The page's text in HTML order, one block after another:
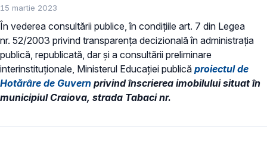
15 martie 2023
În vederea consultării publice, în condiţiile art. 7 din Legea
nr. 52/2003 privind transparenţa decizională în administraţia
publică, republicată, dar și a consultării preliminare
interinstituționale, Ministerul Educaţiei publică proiectul de
Hotărâre de Guvern privind înscrierea imobilului situat în
municipiul Craiova, strada Tabaci nr.